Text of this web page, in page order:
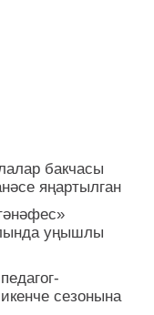
бакчасы
яңартылган
уңышлы
сезонына